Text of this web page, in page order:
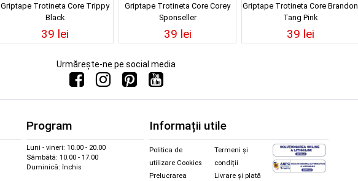
Griptape Trotineta Core Trippy
Black
39 lei
Griptape Trotineta Core Corey
Sponseller
39 lei
Griptape Trotineta Core Brandon
Tang Pink
39 lei
Urmărește-ne pe social media
Program
Luni - vineri: 10.00 - 20.00
Sâmbătă: 10.00 - 17.00
Duminică: închis
Informații utile
Politica de
utilizare Cookies
Prelucrarea
Termeni și
condiții
Livrare și plată